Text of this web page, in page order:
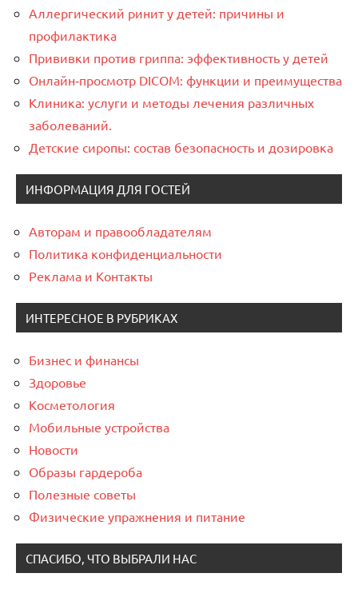
Аллергический ринит у детей: причины и
профилактика
Прививки против гриппа: эффективность у детей
Онлайн‑просмотр DICOM: функции и преимущества
Клиника: услуги и методы лечения различных
заболеваний.
Детские сиропы: состав безопасность и дозировка
ИНФОРМАЦИЯ ДЛЯ ГОСТЕЙ
Авторам и правообладателям
Политика конфиденциальности
Реклама и Контакты
ИНТЕРЕСНОЕ В РУБРИКАХ
Бизнес и финансы
Здоровье
Косметология
Мобильные устройства
Новости
Образы гардероба
Полезные советы
Физические упражнения и питание
СПАСИБО, ЧТО ВЫБРАЛИ НАС